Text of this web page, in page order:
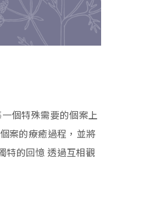
個特殊需要的個案上
案的療癒過程，並將
特的回憶 透過互相觀